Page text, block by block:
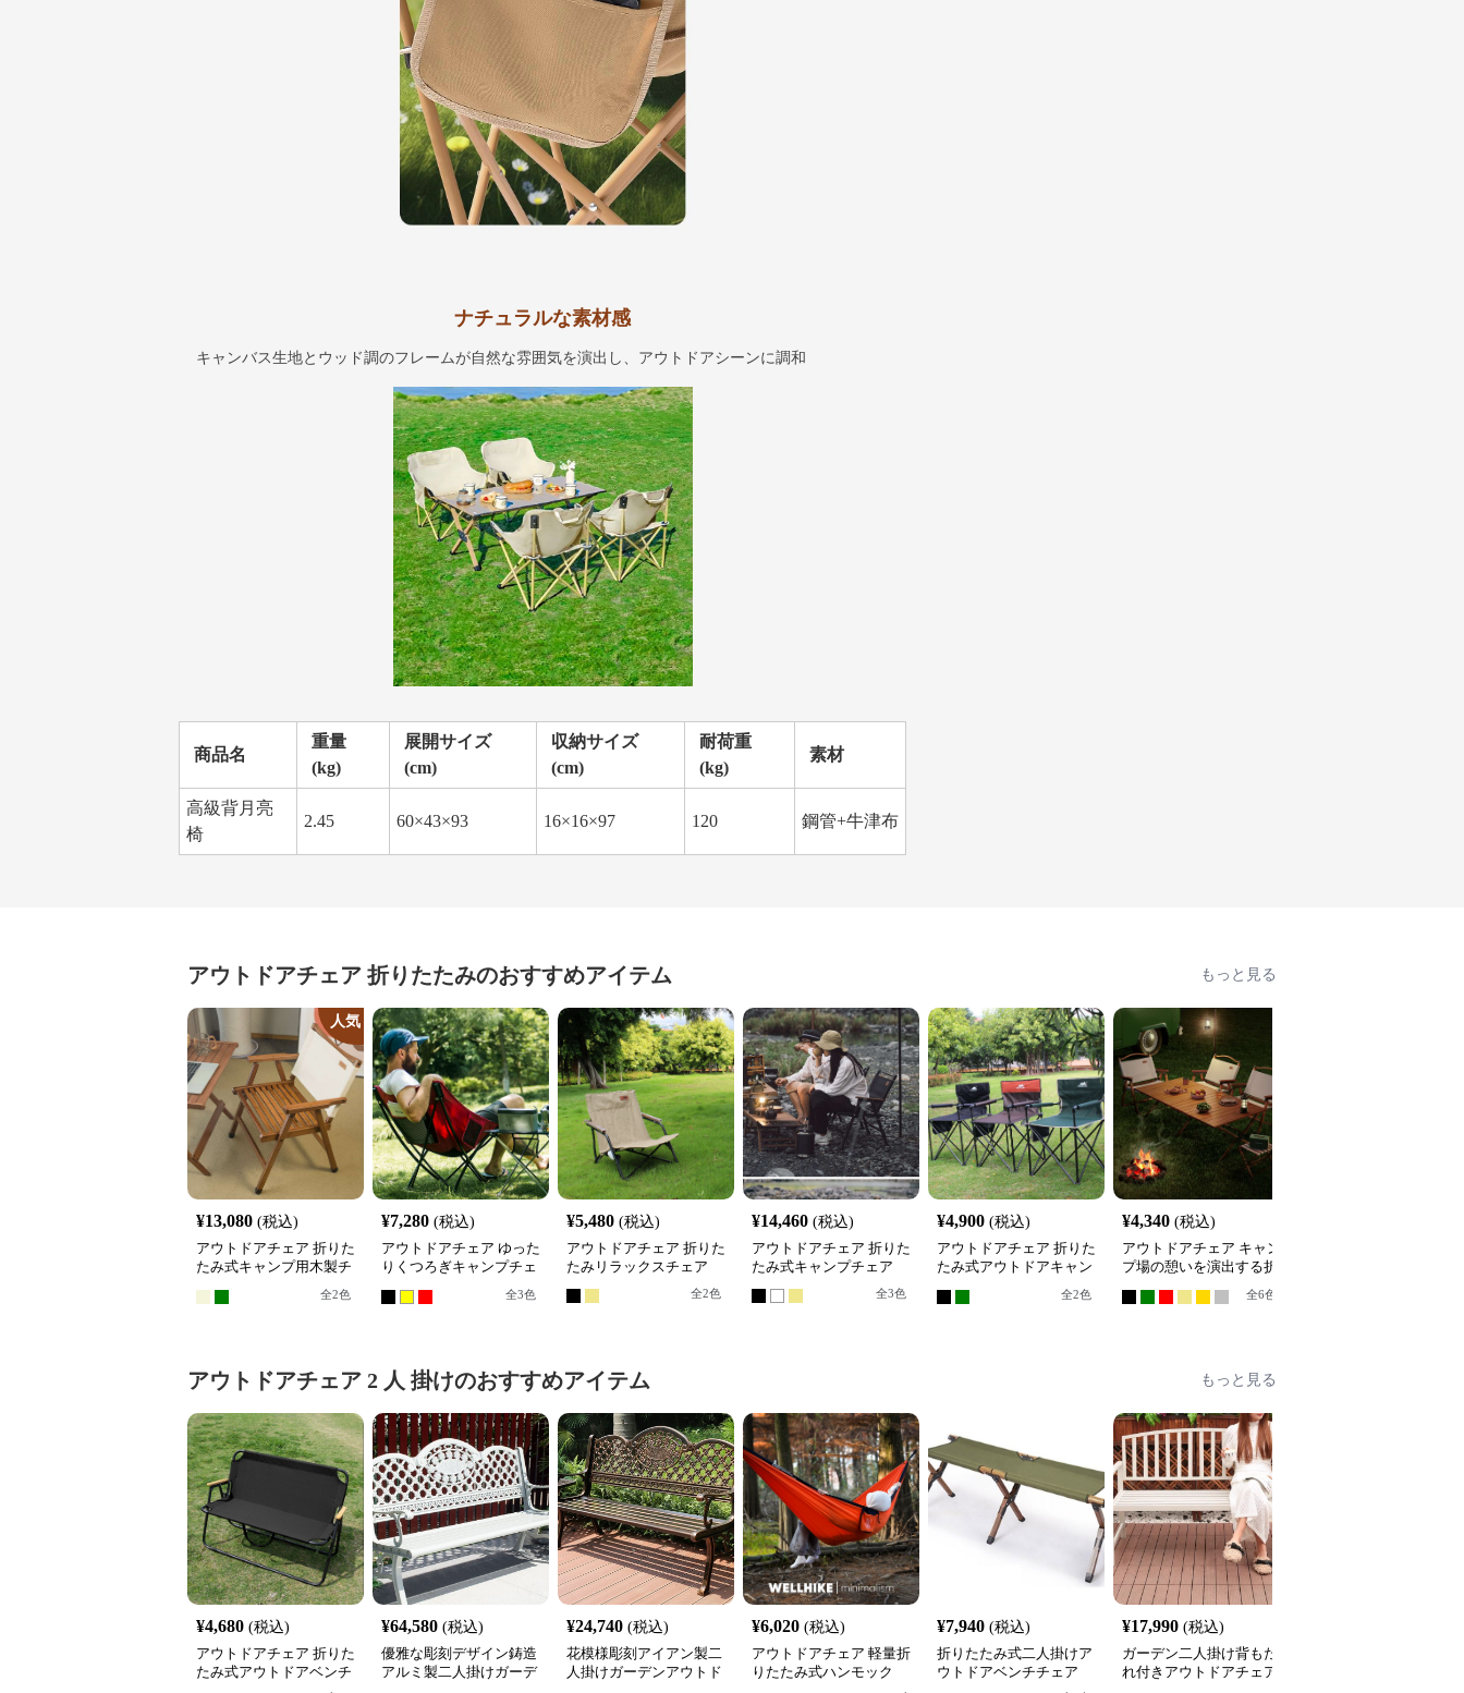
ナチュラルな素材感
キャンバス生地とウッド調のフレームが自然な雰囲気を演出し、アウトドアシーンに調和
商品名
重量
(kg)
展開サイズ
(cm)
収納サイズ
(cm)
耐荷重
(kg)
素材
高級背月亮
椅
2.45 60×43×93 16×16×97 120 鋼管+牛津布
アウトドアチェア 折りたたみのおすすめアイテム もっと見る
人気
¥13,080 (税込)
アウトドアチェア 折りた
たみ式キャンプ用木製チ
全2色
¥7,280 (税込)
アウトドアチェア ゆった
りくつろぎキャンプチェ
全3色
¥5,480 (税込)
アウトドアチェア 折りた
たみリラックスチェア
全2色
¥14,460 (税込)
アウトドアチェア 折りた
たみ式キャンプチェア
全3色
¥4,900 (税込)
アウトドアチェア 折りた
たみ式アウトドアキャン
全2色
¥4,340 (税込)
アウトドアチェア キャン
プ場の憩いを演出する折
全6色
アウトドアチェア 2 人 掛けのおすすめアイテム もっと見る
¥4,680 (税込)
アウトドアチェア 折りた
たみ式アウトドアベンチ
¥64,580 (税込)
優雅な彫刻デザイン鋳造
アルミ製二人掛けガーデ
¥24,740 (税込)
花模様彫刻アイアン製二
人掛けガーデンアウトド
¥6,020 (税込)
アウトドアチェア 軽量折
りたたみ式ハンモック
¥7,940 (税込)
折りたたみ式二人掛けア
ウトドアベンチチェア
¥17,990 (税込)
ガーデン二人掛け背もた
れ付きアウトドアチェア